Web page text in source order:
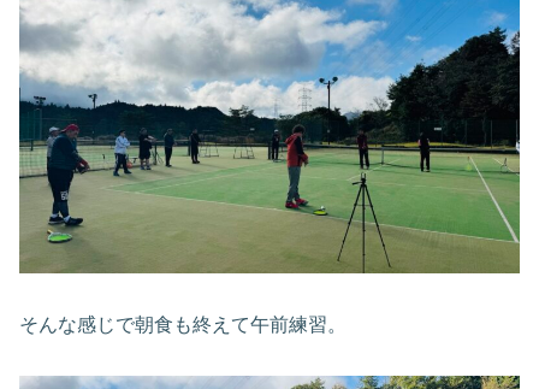
そんな感じで朝食も終えて午前練習。